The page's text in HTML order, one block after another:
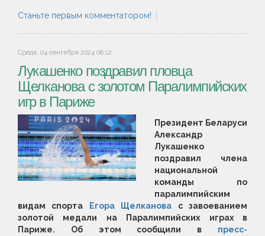
Станьте первым комментатором!
Среда, 04 сентября 2024 08:12
Лукашенко поздравил пловца
Щелканова с золотом Паралимпийских
игр в Париже
Президент Беларуси
Александр
Лукашенко
поздравил члена
национальной
команды по
паралимпийским
видам спорта
Егора Щелканова с завоеванием
золотой медали на Паралимпийских играх в
Париже. Об этом сообщили в пресс-